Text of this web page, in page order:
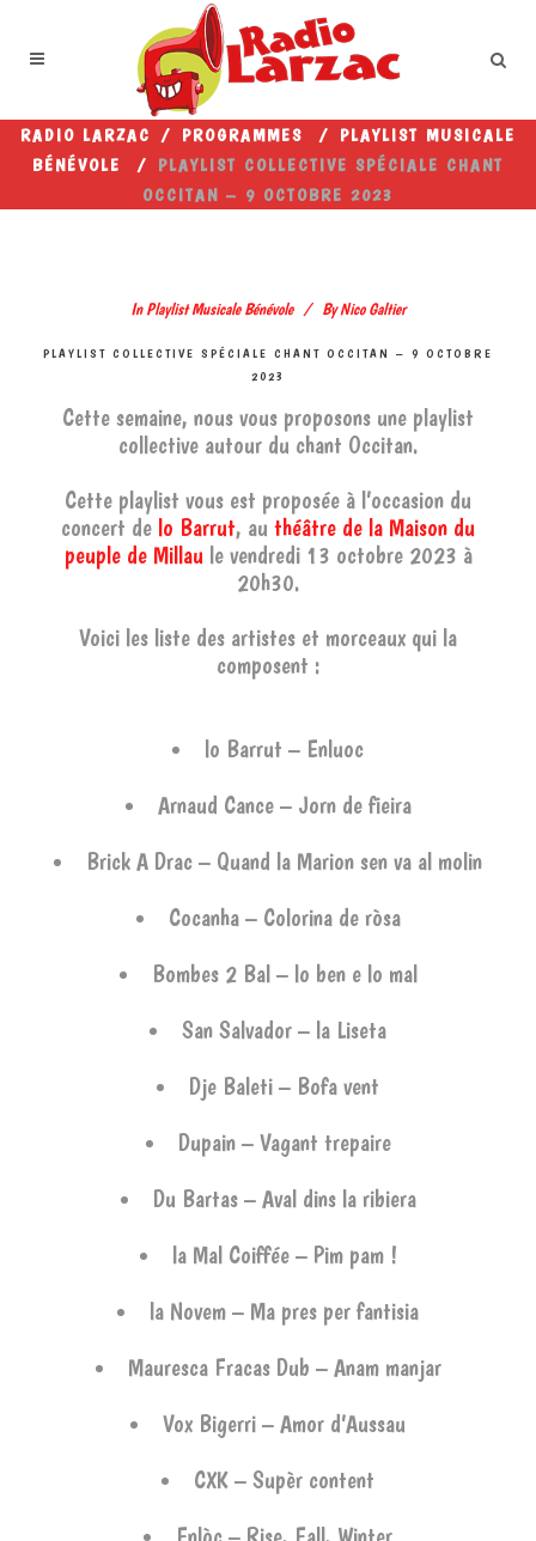
RADIO LARZAC / PROGRAMMES / PLAYLIST MUSICALE
BÉNÉVOLE
/ PLAYLIST COLLECTIVE SPÉCIALE CHANT
OCCITAN – 9 OCTOBRE 2023
In Playlist Musicale Bénévole By Nico Galtier
PLAYLIST COLLECTIVE SPÉCIALE CHANT OCCITAN – 9 OCTOBRE
2023
Cette semaine, nous vous proposons une playlist
collective autour du chant Occitan.
Cette playlist vous est proposée à l’occasion du
concert de lo Barrut, au théâtre de la Maison du
peuple de Millau le vendredi 13 octobre 2023 à
20h30.
Voici les liste des artistes et morceaux qui la
composent :
lo Barrut – Enluoc
Arnaud Cance – Jorn de fieira
Brick A Drac – Quand la Marion sen va al molin
Cocanha – Colorina de ròsa
Bombes 2 Bal – lo ben e lo mal
San Salvador – la Liseta
Dje Baleti – Bofa vent
Dupain – Vagant trepaire
Du Bartas – Aval dins la ribiera
la Mal Coiffée – Pim pam !
la Novem – Ma pres per fantisia
Mauresca Fracas Dub – Anam manjar
Vox Bigerri – Amor d’Aussau
CXK – Supèr content